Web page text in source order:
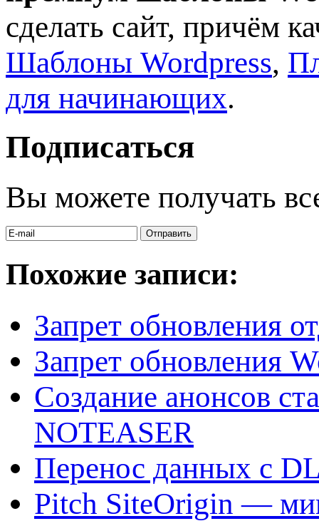
сделать сайт, причём
Шаблоны Wordpress,
для начинающих.
Подписаться
Вы можете получать
Похожие записи:
Запрет обновления
Запрет обновления
Создание анонсов
NOTEASER
Перенос данных с
Pitch SiteOrigin —